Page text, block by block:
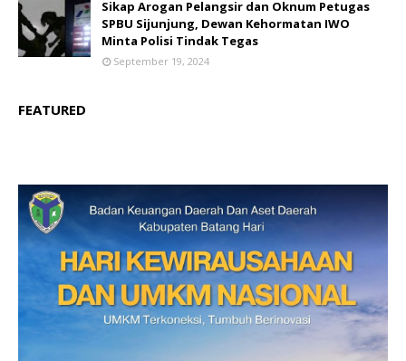
Sikap Arogan Pelangsir dan Oknum Petugas
SPBU Sijunjung, Dewan Kehormatan IWO
Minta Polisi Tindak Tegas
September 19, 2024
FEATURED